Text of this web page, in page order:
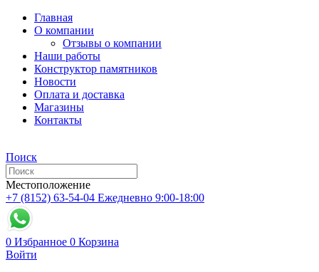
Главная
О компании
Отзывы о компании
Наши работы
Конструктор памятников
Новости
Оплата и доставка
Магазины
Контакты
Поиск
Местоположение
+7 (8152) 63-54-04 Ежедневно 9:00-18:00
0 Избранное 0 Корзина
Войти